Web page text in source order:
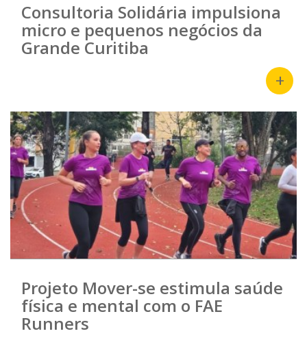
Consultoria Solidária impulsiona
micro e pequenos negócios da
Grande Curitiba
+
Projeto Mover-se estimula saúde
física e mental com o FAE
Runners